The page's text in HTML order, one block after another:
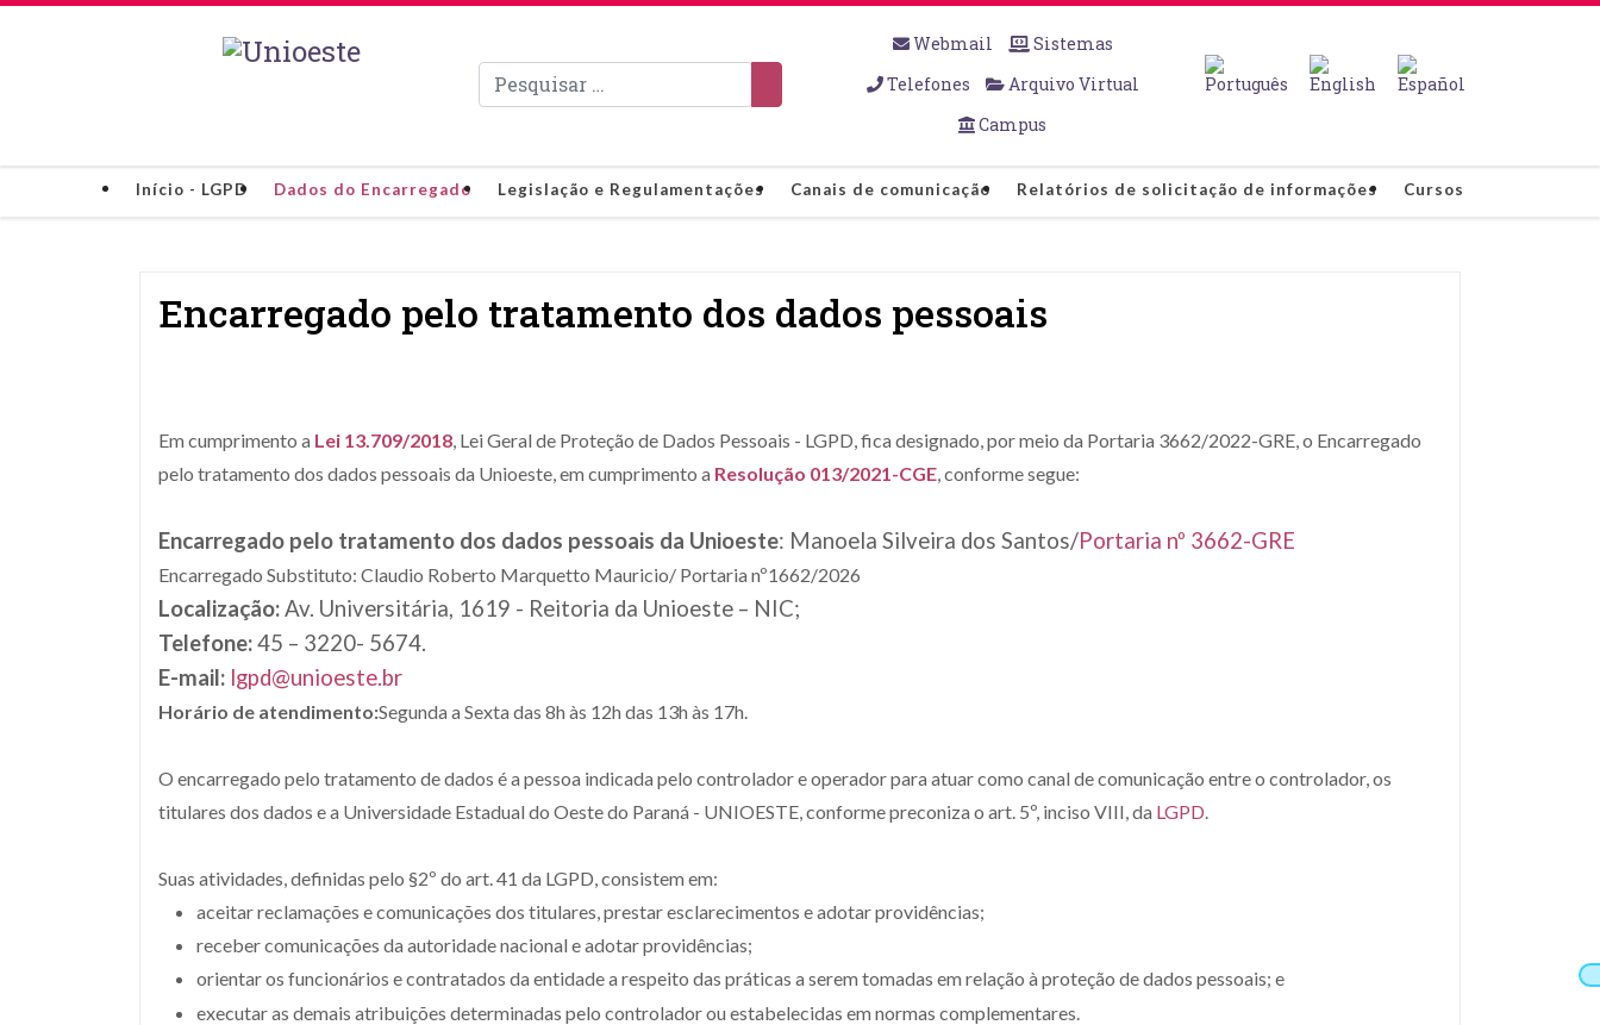
Pesquisar
Webmail
Sistemas
Telefones
Arquivo Virtual
Campus
Início - LGPD Dados do Encarregado Legislação e Regulamentações Canais de comunicação Relatórios de solicitação de informações Cursos
Encarregado pelo tratamento dos dados pessoais
Em cumprimento a Lei 13.709/2018, Lei Geral de Proteção de Dados Pessoais - LGPD, fica designado, por meio da Portaria 3662/2022-GRE, o Encarregado
pelo tratamento dos dados pessoais da Unioeste, em cumprimento a Resolução 013/2021-CGE, conforme segue:
Encarregado pelo tratamento dos dados pessoais da Unioeste: Manoela Silveira dos Santos/Portaria nº 3662-GRE
Encarregado Substituto: Claudio Roberto Marquetto Mauricio/ Portaria nº1662/2026
Localização:Av. Universitária, 1619 - Reitoria da Unioeste – NIC;
Telefone:45 – 3220- 5674.
E-mail: lgpd@unioeste.br
Horário de atendimento:Segunda a Sexta das 8h às 12h das 13h às 17h.
O encarregado pelo tratamento de dados é a pessoa indicada pelo controlador e operador para atuar como canal de comunicação entre o controlador, os
titulares dos dados e a Universidade Estadual do Oeste do Paraná - UNIOESTE, conforme preconiza o art. 5º, inciso VIII, da LGPD.
Suas atividades, definidas pelo §2º do art. 41 da LGPD, consistem em:
aceitar reclamações e comunicações dos titulares, prestar esclarecimentos e adotar providências;
receber comunicações da autoridade nacional e adotar providências;
orientar os funcionários e contratados da entidade a respeito das práticas a serem tomadas em relação à proteção de dados pessoais; e
executar as demais atribuições determinadas pelo controlador ou estabelecidas em normas complementares.